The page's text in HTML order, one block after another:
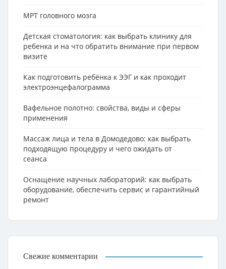
МРТ головного мозга
Детская стоматология: как выбрать клинику для
ребенка и на что обратить внимание при первом
визите
Как подготовить ребёнка к ЭЭГ и как проходит
электроэнцефалограмма
Вафельное полотно: свойства, виды и сферы
применения
Массаж лица и тела в Домодедово: как выбрать
подходящую процедуру и чего ожидать от
сеанса
Оснащение научных лабораторий: как выбрать
оборудование, обеспечить сервис и гарантийный
ремонт
Свежие комментарии